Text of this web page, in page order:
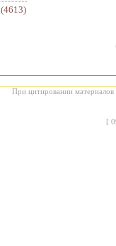
(4613)
При цитировании материалов
[